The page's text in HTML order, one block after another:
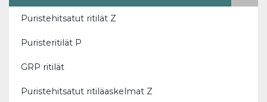
Puristehitsatut ritilät Z
Puristeritilät P
GRP ritilät
Puristehitsatut ritiläaskelmat Z